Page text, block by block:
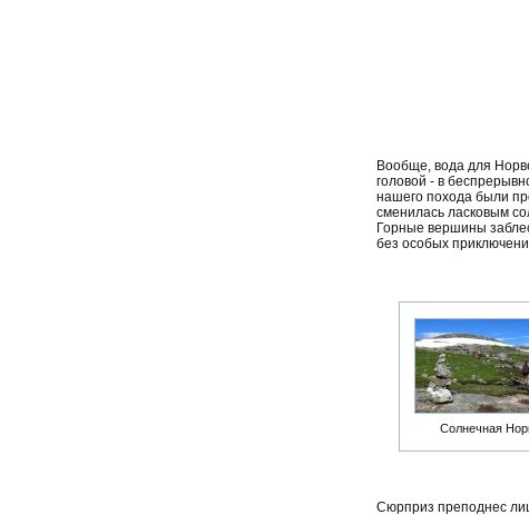
Вообще, вода для
головой - в
нашего похода были
сменилась ласковым
Горные вершины
без особых
Солнечная
Сюрприз преподнес